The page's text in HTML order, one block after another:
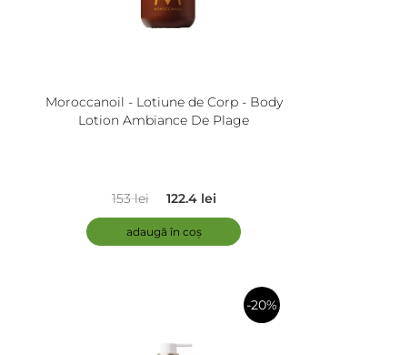
Moroccanoil - Lotiune de Corp - Body
Lotion Ambiance De Plage
153 lei 122.4 lei
adaugă în coș
-20%